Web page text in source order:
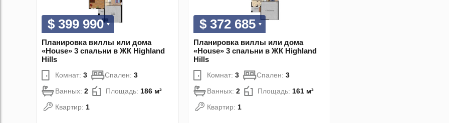
$ 399 990
Планировка виллы или дома
«House» 3 спальни в ЖК Highland
Hills
Комнат: 3 Спален: 3
Ванных: 2 Площадь: 186 м²
Квартир: 1
$ 372 685
Планировка виллы или дома
«House» 3 спальни в ЖК Highland
Hills
Комнат: 3 Спален: 3
Ванных: 2 Площадь: 161 м²
Квартир: 1